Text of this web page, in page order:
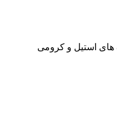
های استیل و کرومی